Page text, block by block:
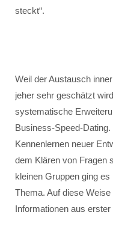
steckt“.
Weil der Austausch
jeher sehr geschätzt
systematische
Business-Speed-
Kennenlernen neuer
dem Klären von Fragen
kleinen Gruppen ging
Thema. Auf diese
Informationen aus